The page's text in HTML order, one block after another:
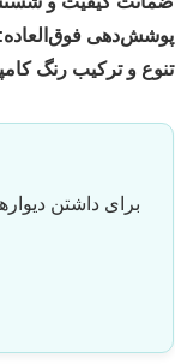
پوشش‌دهی فوق‌العاده:
تنوع و ترکیب رنگ
برای داشتن